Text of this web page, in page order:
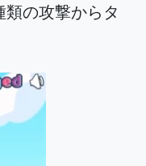
の攻撃からタ